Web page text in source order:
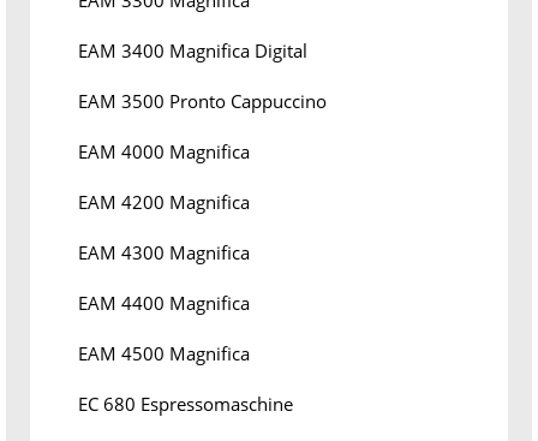
EAM 3400 Magnifica Digital
EAM 3500 Pronto Cappuccino
EAM 4000 Magnifica
EAM 4200 Magnifica
EAM 4300 Magnifica
EAM 4400 Magnifica
EAM 4500 Magnifica
EC 680 Espressomaschine